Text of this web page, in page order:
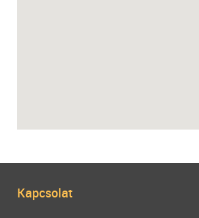
Kapcsolat